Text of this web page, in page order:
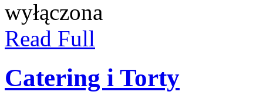
wyłączona
Read Full
Catering i Torty